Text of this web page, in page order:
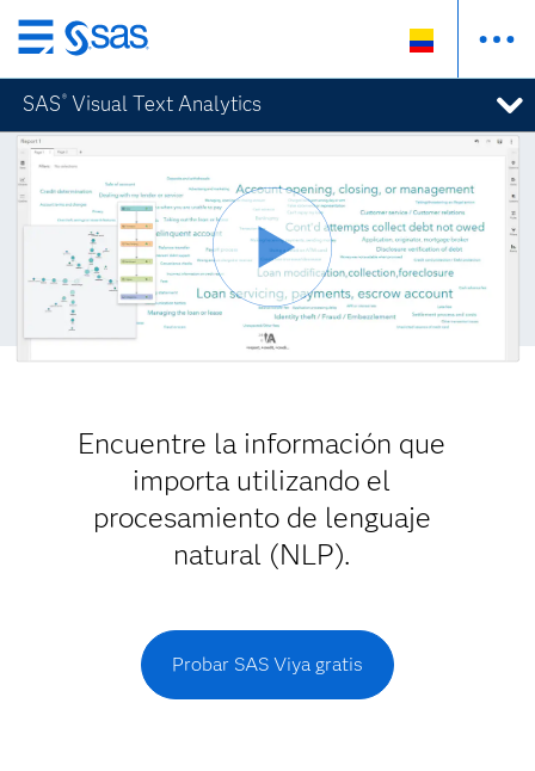
Ir
al
contenido
principal
SAS ® Visual Text Analytics
Encuentre la información que
importa utilizando el
procesamiento de lenguaje
natural (NLP).
Probar SAS Viya gratis